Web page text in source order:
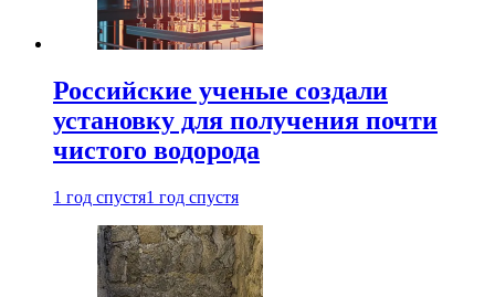
Российские ученые создали
установку для получения почти
чистого водорода
1 год спустя1 год спустя